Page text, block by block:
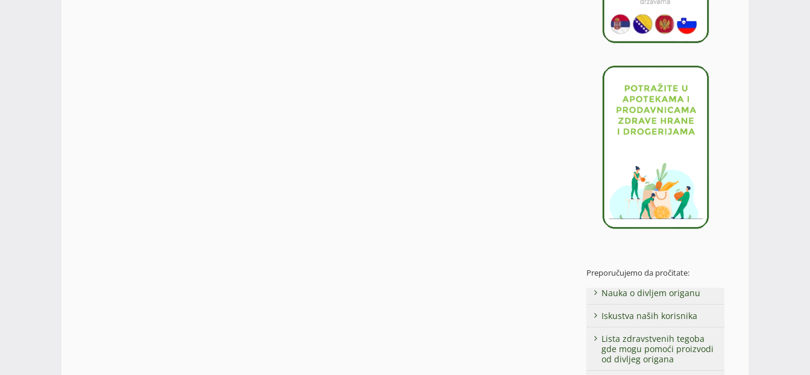
Preporučujemo da pročitate:
Nauka o divljem origanu
Iskustva naših korisnika
Lista zdravstvenih tegoba
gde mogu pomoći proizvodi
od divljeg origana